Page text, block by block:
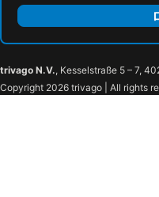
赤羽駅
カシマサッカースタジアム
トウキョウメトロポリタン・イバラキエアポート
航空科学博物館
trivago N.V., Kesselstraße 5 – 7,
Copyright 2026 trivago | All rights